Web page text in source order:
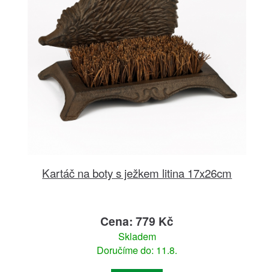
Kartáč na boty s ježkem litina 17x26cm
Cena: 779 Kč
Skladem
Doručíme do: 11.8.